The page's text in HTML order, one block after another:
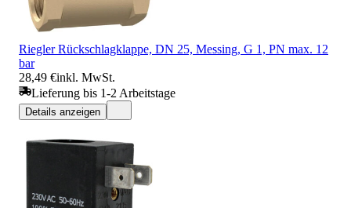
Riegler Rückschlagklappe, DN 25, Messing, G 1, PN max. 12
bar
28,49 €inkl. MwSt.
Lieferung bis 1-2 Arbeitstage
Details anzeigen